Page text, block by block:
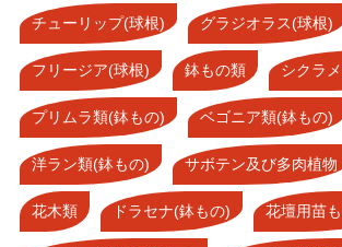
チューリップ(球根) グラジオラス(球根)
フリージア(球根) 鉢もの類 シクラ
プリムラ類(鉢もの) ベゴニア類(鉢もの)
洋ラン類(鉢もの) サボテン及び多肉植物
花木類 ドラセナ(鉢もの) 花壇用苗